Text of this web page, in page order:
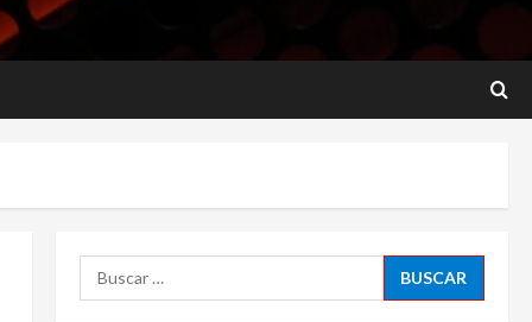
Buscar:
con la evolución del cerebro
agosto 7, 2026
de periodistas y ciertos
agosto 7, 2026